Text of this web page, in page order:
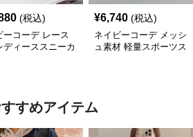
(税込)
ーコーデ レース
ディーススニーカ
¥6,740 (税込)
ネイビーコーデ メッシ
ュ素材 軽量スポーツス
すめアイテム